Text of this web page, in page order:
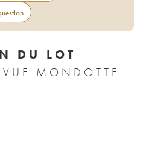
DU LOT
MONDOTTE